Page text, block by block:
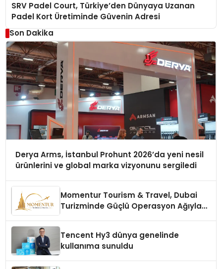
SRV Padel Court, Türkiye’den Dünyaya Uzanan
Padel Kort Üretiminde Güvenin Adresi
Son Dakika
Derya Arms, İstanbul Prohunt 2026’da yeni nesil
ürünlerini ve global marka vizyonunu sergiledi
Momentur Tourism & Travel, Dubai
Turizminde Güçlü Operasyon Ağıyla
Tencent Hy3 dünya genelinde
kullanıma sunuldu